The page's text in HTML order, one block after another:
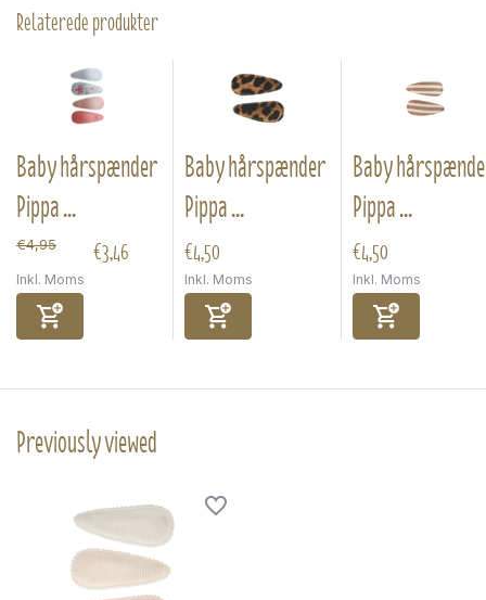
Relaterede produkter
Baby hårspænder
Pippa ...
€4,95 €3,46
Inkl. Moms
Baby hårspænder
Pippa ...
€4,50
Inkl. Moms
Baby
Pippa ...
€4,50
Inkl. Moms
Previously viewed